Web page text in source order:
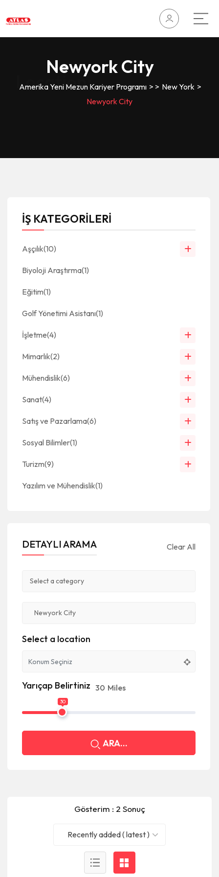
Location:
Newyork City
Amerika Yeni Mezun Kariyer Programı > > New York >
Newyork City
Gösterim : 2 Sonuç
Recently added ( latest )
İŞ KATEGORİLERİ
Aşçılık(10)
Biyoloji Araştırma(1)
Eğitim(1)
Golf Yönetimi Asistanı(1)
İşletme(4)
Mimarlık(2)
Mühendislik(6)
Sanat(4)
Satış ve Pazarlama(6)
Sosyal Bilimler(1)
Turizm(9)
Yazılım ve Mühendislik(1)
DETAYLI ARAMA Clear All
Select a location
Yarıçap Belirtiniz 30 Miles
30
ARA...